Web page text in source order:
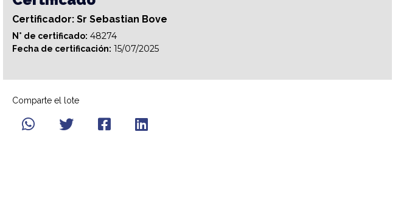
Certificador: Sr Sebastian Bove
N° de certificado: 48274
Fecha de certificación: 15/07/2025
Comparte el lote